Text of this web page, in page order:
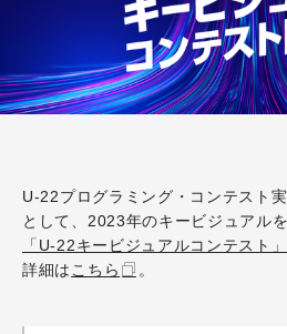
U-22プログラミング・コンテスト
として、2023年のキービジュアル
「U-22キービジュアルコンテスト」
詳細は こちら 。